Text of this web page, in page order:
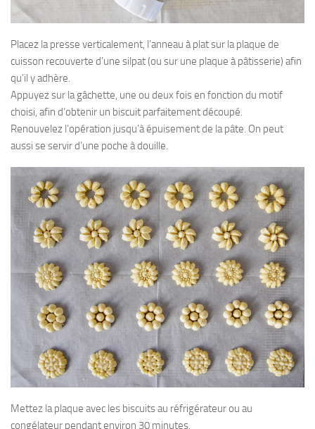
Placez la presse verticalement, l’anneau à plat sur la plaque de
cuisson recouverte d’une silpat (ou sur une plaque à pâtisserie) afin
qu’il y adhère.
Appuyez sur la gâchette, une ou deux fois en fonction du motif
choisi, afin d’obtenir un biscuit parfaitement découpé.
Renouvelez l’opération jusqu’à épuisement de la pâte. On peut
aussi se servir d’une poche à douille.
Mettez la plaque avec les biscuits au réfrigérateur ou au
congélateur pendant environ 30 minutes.